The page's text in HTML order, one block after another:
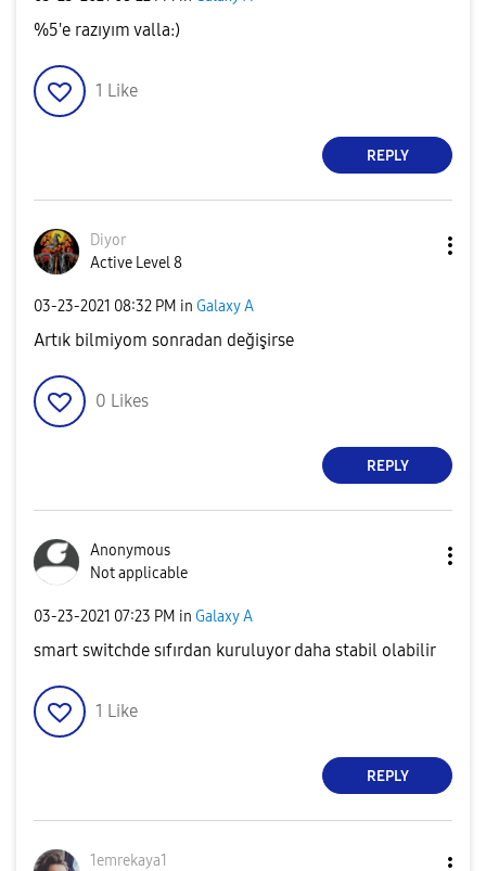
%5'e razıyım valla:)
1 Like
REPLY
Diyor
Active Level 8
‎03-23-2021 08:32 PM in Galaxy A
Artık bilmiyom sonradan değişirse
0 Likes
REPLY
Anonymous
Not applicable
‎03-23-2021 07:23 PM in Galaxy A
smart switchde sıfırdan kuruluyor daha stabil olabilir
1 Like
REPLY
1emrekaya1